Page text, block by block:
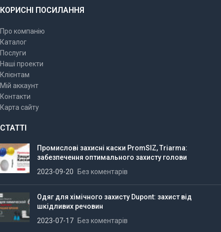
КОРИСНІ ПОСИЛАННЯ
Про компанію
Каталог
Послуги
Наші проекти
Клієнтам
Мій аккаунт
Контакти
Карта сайту
СТАТТІ
Промислові захисні каски PromSIZ, Triarma:
забезпечення оптимального захисту голови
2023-09-20
Без коментарів
Одяг для хімічного захисту Dupont: захист від
шкідливих речовин
2023-07-17
Без коментарів